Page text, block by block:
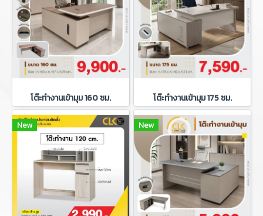
โต๊ะทำงานเข้ามุม 160 ซม. โต๊ะทำงานเข้ามุม 175 ซม.
New New